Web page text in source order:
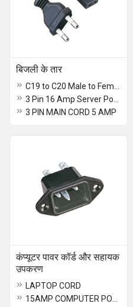
बिजली के तार
3 PIN MAIN CORD 5 AMP
कंप्यूटर पावर कॉर्ड और सहायक
उपकरण
LAPTOP CORD